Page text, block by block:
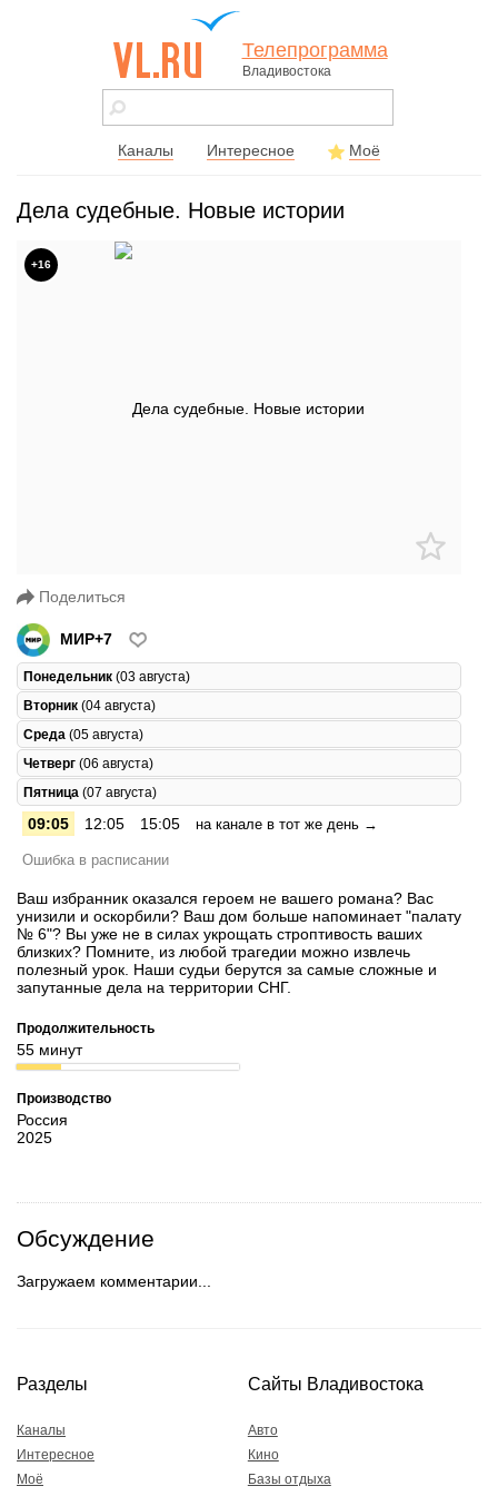
vl.ru - сайт
города
Телепрограмма
Владивостока
Каналы Интересное Моё
Дела судебные. Новые истории
+16
Поделиться
МИР+7
Понедельник (03 августа)
Вторник (04 августа)
Среда (05 августа)
Четверг (06 августа)
Пятница (07 августа)
09:05 12:05 15:05 на канале в тот же день →
Ошибка в расписании
Ваш избранник оказался героем не вашего романа? Вас
унизили и оскорбили? Ваш дом больше напоминает "палату
№ 6"? Вы уже не в силах укрощать строптивость ваших
близких? Помните, из любой трагедии можно извлечь
полезный урок. Наши судьи берутся за самые сложные и
запутанные дела на территории СНГ.
Продолжительность
55 минут
Производство
Россия
2025
Обсуждение
Загружаем комментарии...
Разделы
Каналы
Интересное
Моё
Сайты Владивостока
Авто
Кино
Базы отдыха